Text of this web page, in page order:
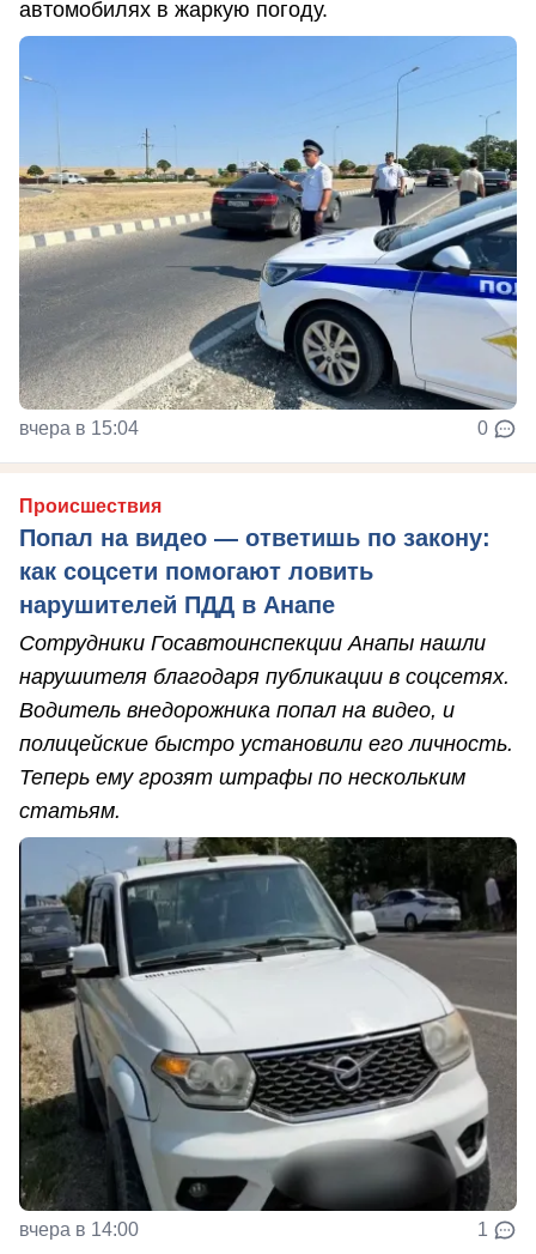
автомобилях в жаркую погоду.
вчера в 15:04 0
Происшествия
Попал на видео — ответишь по закону:
как соцсети помогают ловить
нарушителей ПДД в Анапе
Сотрудники Госавтоинспекции Анапы нашли
нарушителя благодаря публикации в соцсетях.
Водитель внедорожника попал на видео, и
полицейские быстро установили его личность.
Теперь ему грозят штрафы по нескольким
статьям.
вчера в 14:00 1